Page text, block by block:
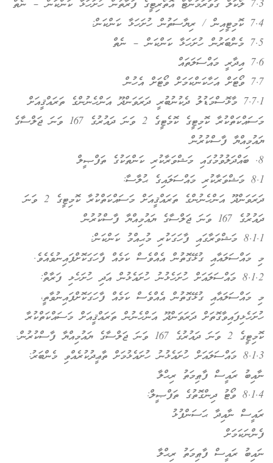
7.3 ލޯކަލް ގަވަރަމަންޓް އޮތޯރިޓީގެ ފަރާތުން ހުށަހަޅާ ކަންކަން – ނެތް
7.4 ކޮމިޓީއިން / ރިޔާސަތުން ހުށަހަޅާ ކަންކަން:
7.5 މެންބަރުން ހުށަހަޅާ ކަންކަން – ނެތް
7.6 އިދާރީ މައްސަލަތައް
7.7 ވޯޓަށް އަހާކަންކަމަށް ވޯޓަށް އެހުން
7.7.1 މާޅޮސްމަޑުލު ދެކުނުބުރީ ދަރަވަންދޫ އަންހެނުންގެ ތަރައްޤީއަށް
މަސައްކަތްކުރާ ކޮމިޓީގެ ކޮމެޓީގެ 2 ވަނަ ދައުރުގެ 167 ވަނަ ޖަލްސާގެ
ޔައުމިއްޔާ ފާސްކުރުން
8. ބައްދަލުވުމުގައި މަޝްވަރާކުރި ކަންތަކުގެ ތަފްޞީލް
8.1 މަޝްވަރާކުރި މައްސަލައިގެ ޙުލާސާ:
ދަރަވަންދޫ އަންހެނުންގެ ތަރައްޤީއަށް މަސައްކަތްކުރާ ކޮމިޓީގެ 2 ވަނަ
ދައުރުގެ 167 ވަނަ ޖަލްސާގެ ޔައުމިއްޔާ ފާސްކުރުން
8.1.1 މަޝްވަރާގައި ފާހަގަކުރި މުޙިއްމު ކަންކަން:
މި މައްސަލައާއި ގުޅޭގޮތުން އެއްވެސް ކަމެއް ފާހަގަކޮށްފައިނުވެއެވެ.
8.1.2 މައްސަލައަށް ހުށަހެޅުނު ހުށައެޅުން އަދި ހުށަހެޅި ފަރާތް:
މި މައްސަލައާއި ގުޅޭގޮތުން އެއްވެސް ކަމެއް ފާހަގަކޮށްފައިނުވާތީ،
ހުށަހެޅިފައިވާގޮތަށް ދަރަވަންދޫ އަންހެނުން ތަރައްޤީއަށް މަސައްކަތްކުރާ
ކޮމިޓީގެ 2 ވަނަ ދައުރުގެ 167 ވަނަ ޖަލްސާގެ ޔައުމިއްޔާ ފާސްކުރުން.
8.1.3 މައްސަލައަށް ހުށައެޅުނު ހުށައެޅުމަށް ތާޢީދުކުރެއްވި މެންބަރު:
ނާއިބު ރައީސް ފާޠިމަތު ރިޙްލާ
8.1.4 ވޯޓު ދިންގޮތުގެ ތަފްޞީލް:
ރައީސް ނާއިދާ ޙަސަންފުޅު
ފެންނަކަމަށް
ނައިބު ރައީސް ފާޠިމަތު ރިޙްލާ